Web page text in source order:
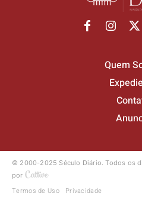
Quem
© 2000-2025 Século Diário.Todos os
por
Termos de Uso Privacidade